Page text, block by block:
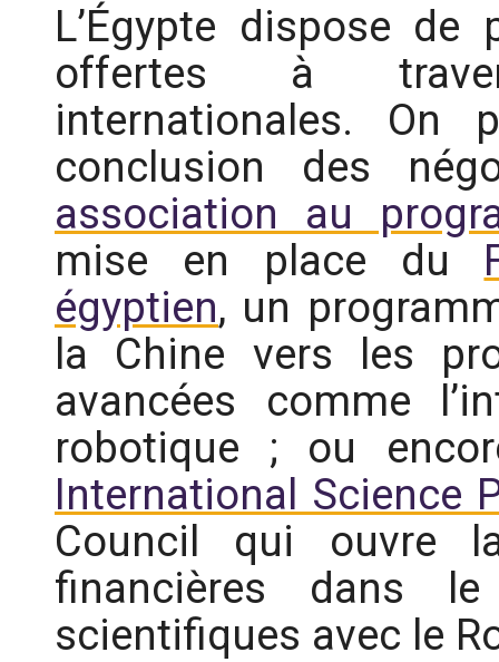
L’Égypte dispose
offertes à
internationales.
conclusion des
association au
mise en place du
égyptien, un
la Chine vers les
avancées comme
robotique ; ou
International Science
Council qui ouvre
financières dans
scientifiques avec le